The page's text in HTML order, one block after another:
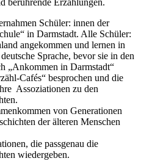
berührende Erzählungen.
Schüler: innen der
in Darmstadt. Alle Schüler:
angekommen und lernen in
Sprache, bevor sie in den
„Ankommen in Darmstadt“
Cafés“ besprochen und die
Assoziationen zu den
von Generationen
der älteren Menschen
die passgenau die
wiedergeben.